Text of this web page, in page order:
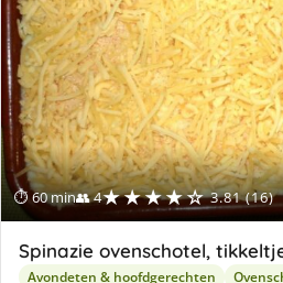
⏱ 60 min👥 4★★★★☆ 3.81 (16)
Spinazie ovenschotel,
Avondeten & hoofdgerechten